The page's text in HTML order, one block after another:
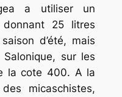
a utiliser un
donnant 25 litres
d’été, mais
sur les
la cote 400. A la
micaschistes,